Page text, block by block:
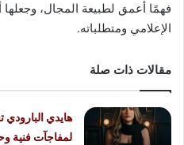
فهمًا أعمق لطبيعة المجال،
الإعلامي ومتطلباته.
مقالات ذات صلة
هايدي البارودي
لمفاجآت فنية